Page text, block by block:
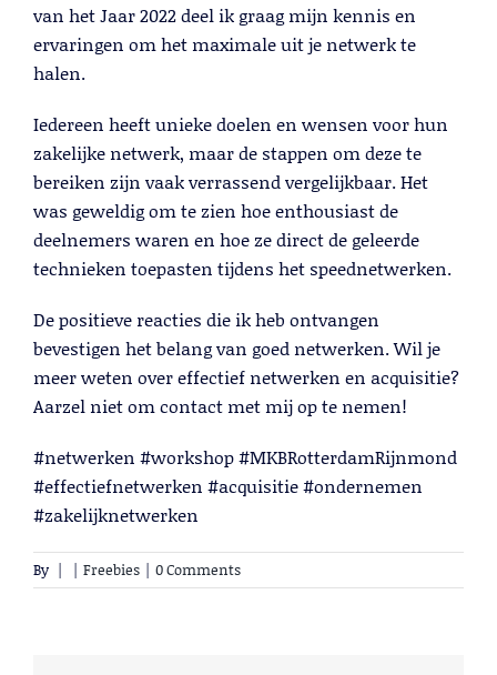
van het Jaar 2022 deel ik graag mijn kennis en
ervaringen om het maximale uit je netwerk te
halen.
Iedereen heeft unieke doelen en wensen voor hun
zakelijke netwerk, maar de stappen om deze te
bereiken zijn vaak verrassend vergelijkbaar. Het
was geweldig om te zien hoe enthousiast de
deelnemers waren en hoe ze direct de geleerde
technieken toepasten tijdens het speednetwerken.
De positieve reacties die ik heb ontvangen
bevestigen het belang van goed netwerken. Wil je
meer weten over effectief netwerken en acquisitie?
Aarzel niet om contact met mij op te nemen!
#netwerken #workshop #MKBRotterdamRijnmond
#effectiefnetwerken #acquisitie #ondernemen
#zakelijknetwerken
By | | Freebies | 0 Comments
Telemarketing
Lees meer